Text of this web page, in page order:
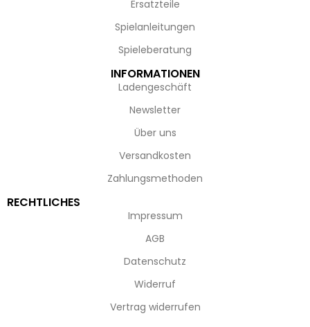
Ersatzteile
Spielanleitungen
Spieleberatung
INFORMATIONEN
Ladengeschäft
Newsletter
Über uns
Versandkosten
Zahlungsmethoden
RECHTLICHES
Impressum
AGB
Datenschutz
Widerruf
Vertrag widerrufen